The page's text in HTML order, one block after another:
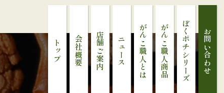
トップ 会社概要 店舗ご案内 ニュース がんこ職人とは がんこ職人商品 ぼくポチシリーズ お問い合わせ